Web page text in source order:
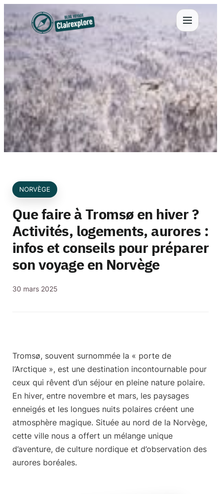
au
contenu
NORVÈGE
Que faire à Tromsø en hiver ?
Activités, logements, aurores :
infos et conseils pour préparer
son voyage en Norvège
30 mars 2025
Tromsø, souvent surnommée la « porte de
l’Arctique », est une destination incontournable pour
ceux qui rêvent d’un séjour en pleine nature polaire.
En hiver, entre novembre et mars, les paysages
enneigés et les longues nuits polaires créent une
atmosphère magique. Située au nord de la Norvège,
cette ville nous a offert un mélange unique
d’aventure, de culture nordique et d’observation des
aurores boréales.